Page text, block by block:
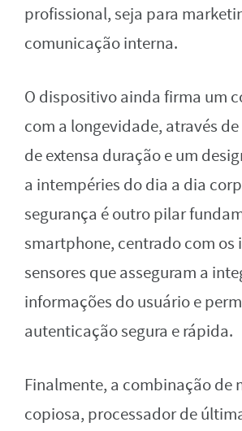
profissional, seja para
comunicação interna.
O dispositivo ainda firma um
com a longevidade, através
de extensa duração e um
a intempéries do dia a dia
segurança é outro pilar
smartphone, centrado com os
sensores que asseguram a
informações do usuário e
autenticação segura e rápida.
Finalmente, a combinação de
copiosa, processador de